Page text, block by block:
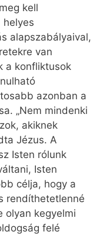
kell
helyes
alapszabályaival,
van
a konfliktusok
azonban a
„Nem mindenki
akiknek
Jézus. A
Isten rólunk
Isten
célja, hogy a
rendíthetetlenné
olyan kegyelmi
felé